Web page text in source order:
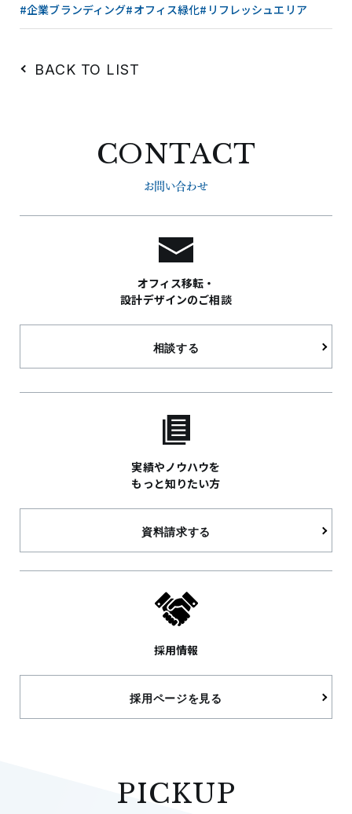
#企業ブランディング#オフィス緑化#リフレッシュエリア
BACK TO LIST
CONTACT
お問い合わせ
オフィス移転・
設計デザインのご相談
相談する
実績やノウハウを
もっと知りたい方
資料請求する
採用情報
採用ページを見る
PICKUP